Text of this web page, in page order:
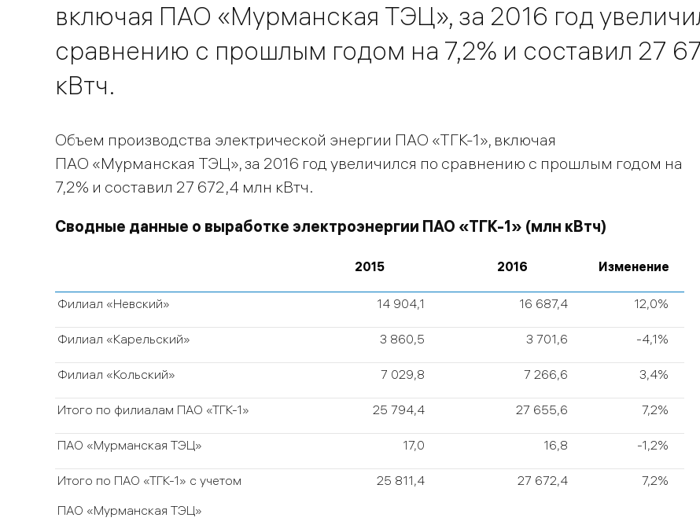
включая ПАО «Мурманская ТЭЦ», за 2016 год
сравнению с прошлым годом на 7,2% и составил 27
кВтч.
Объем производства электрической энергии ПАО «ТГК-1», включая
ПАО «Мурманская ТЭЦ», за 2016 год увеличился по сравнению с прошлым годом на
7,2% и составил 27 672,4 млн кВтч.
Сводные данные о выработке электроэнергии ПАО «ТГК-1» (млн кВтч)
2015 2016 Изменение
Филиал «Невский» 14 904,1 16 687,4 12,0%
Филиал «Карельский» 3 860,5 3 701,6 -4,1%
Филиал «Кольский» 7 029,8 7 266,6 3,4%
Итого по филиалам ПАО «ТГК-1» 25 794,4 27 655,6 7,2%
ПАО «Мурманская ТЭЦ» 17,0 16,8 -1,2%
Итого по ПАО «ТГК-1» с учетом
ПАО «Мурманская ТЭЦ»
25 811,4 27 672,4 7,2%